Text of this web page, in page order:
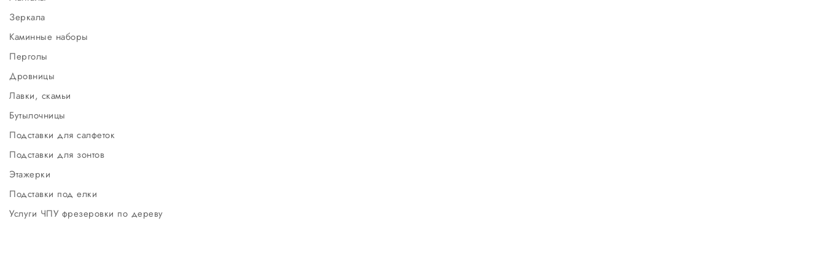
Зеркала
Каминные наборы
Перголы
Дровницы
Лавки, скамьи
Бутылочницы
Подставки для салфеток
Подставки для зонтов
Этажерки
Подставки под елки
Услуги ЧПУ фрезеровки по дереву